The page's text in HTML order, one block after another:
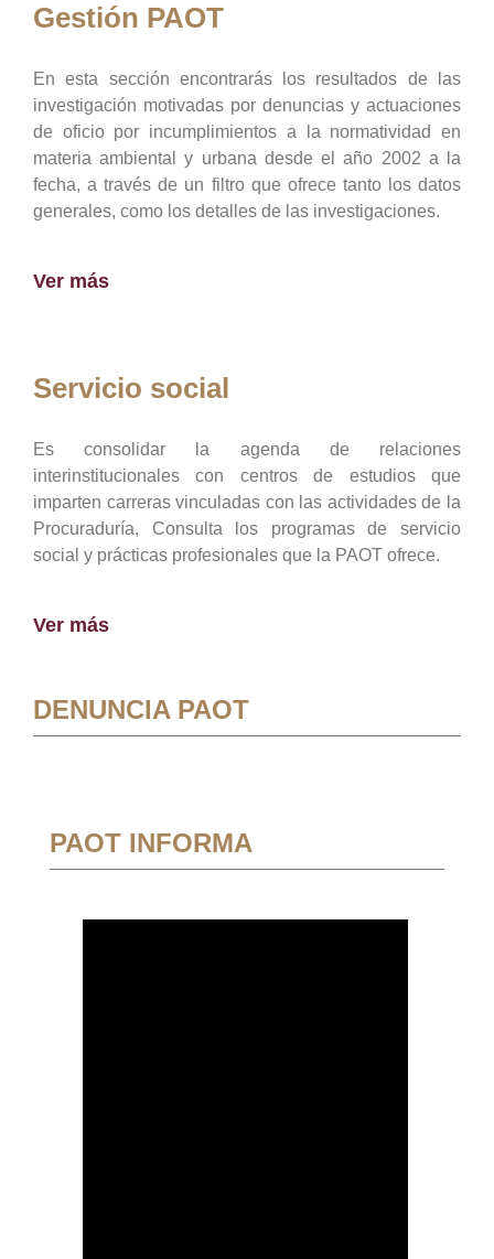
Gestión PAOT
En esta sección encontrarás los resultados de las
investigación motivadas por denuncias y actuaciones
de oficio por incumplimientos a la normatividad en
materia ambiental y urbana desde el año 2002 a la
fecha, a través de un filtro que ofrece tanto los datos
generales, como los detalles de las investigaciones.
Ver más
Servicio social
Es consolidar la agenda de relaciones
interinstitucionales con centros de estudios que
imparten carreras vinculadas con las actividades de la
Procuraduría, Consulta los programas de servicio
social y prácticas profesionales que la PAOT ofrece.
Ver más
DENUNCIA PAOT
PAOT INFORMA